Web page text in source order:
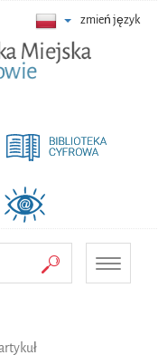
zmień język
Toggle